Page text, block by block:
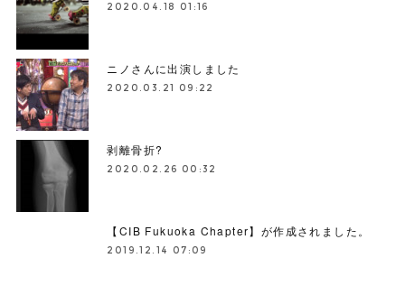
2020.04.18 01:16
ニノさんに出演しました
2020.03.21 09:22
剥離骨折?
2020.02.26 00:32
【CIB Fukuoka Chapter】が作成されました。
2019.12.14 07:09